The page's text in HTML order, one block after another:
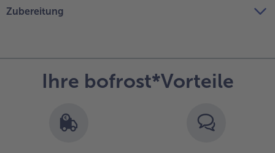
Zubereitung
Ihre bofrost*Vorteile